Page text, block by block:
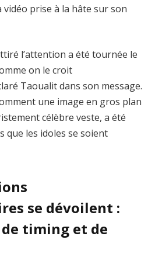
vidéo prise à la hâte sur son
l’attention a été tournée le
on le croit
Taoualit dans son message.
une image en gros plan
célèbre veste, a été
que les idoles se soient
se dévoilent :
timing et de